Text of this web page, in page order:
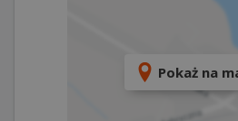
Pokaż na